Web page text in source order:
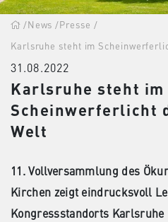
/News/Presse /
Karlsruhe steht im
31.08.2022
Karlsruhe steht im
Scheinwerferlicht
Welt
11. Vollversammlung des
Kirchen zeigt eindrucksvoll
Kongressstandorts Karlsruhe